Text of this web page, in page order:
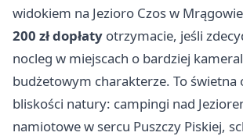
widokiem na Jezioro Czos w
200 zł dopłaty otrzymacie, jeśli
nocleg w miejscach o bardziej
budżetowym charakterze. To świetna
bliskości natury: campingi nad
namiotowe w sercu Puszczy Piskiej,